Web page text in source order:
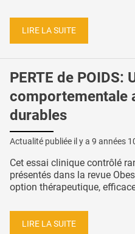
LIRE LA SUITE
PERTE de POIDS:
comportementale
durables
Actualité publiée il y a 9 années
Cet essai clinique contrôlé
présentés dans la revue
option thérapeutique,
LIRE LA SUITE